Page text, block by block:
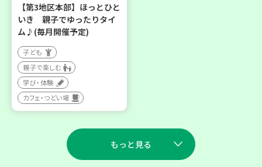
【第3地区本部】ほっとひと
いき 親子でゆったりタイ
ム♪(毎月開催予定)
子ども
親子で楽しむ
学び・体験
カフェ・つどい場
もっと見る